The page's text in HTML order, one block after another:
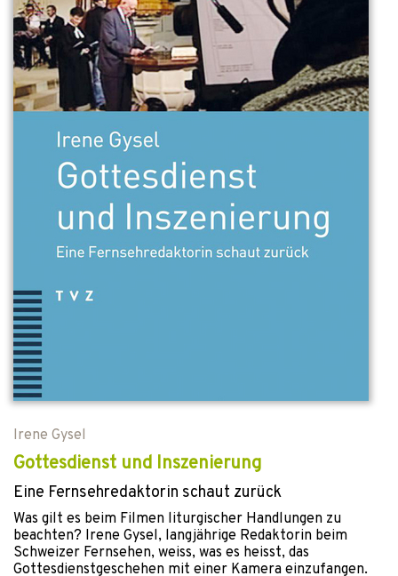
Irene Gysel
Gottesdienst und Inszenierung
Eine Fernsehredaktorin schaut zurück
Was gilt es beim Filmen liturgischer Handlungen zu
beachten? Irene Gysel, langjährige Redaktorin beim
Schweizer Fernsehen, weiss, was es heisst, das
Gottesdienstgeschehen mit einer Kamera einzufangen.